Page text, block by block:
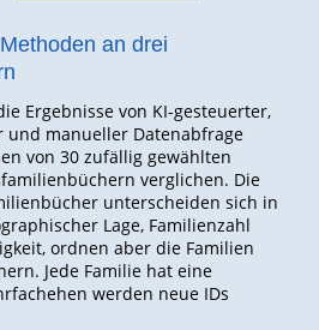
an drei
Ergebnisse von KI-gesteuerter,
und manueller Datenabfrage
von 30 zufällig gewählten
verglichen. Die
unterscheiden sich in
Lage, Familienzahl
ordnen aber die Familien
Jede Familie hat eine
werden neue IDs